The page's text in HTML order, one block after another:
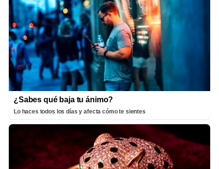
¿Sabes qué baja tu ánimo?
Lo haces todos los días y afecta cómo te sientes